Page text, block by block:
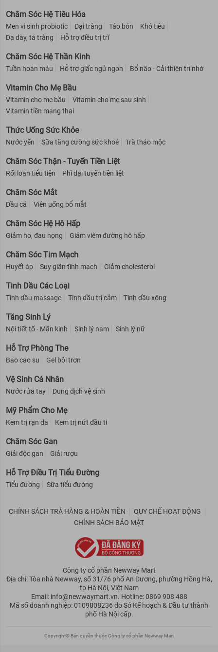
Chăm Sóc Hệ Tiêu Hóa
Men vi sinh probiotic Đại tràng Táo bón
Khó tiêu
Dạ dày, tá tràng
Hỗ trợ điều trị trĩ
Chăm Sóc Hệ Thần Kinh
Tuần hoàn máu Hỗ trợ giấc ngủ ngon Bổ não - Cải thiện trí nhớ
Vitamin Cho Mẹ Bầu
Vitamin cho mẹ bầu
Vitamin cho mẹ sau sinh
Vitamin tiền mang thai
Thức Uống Sức Khỏe
Nước yến Sữa tăng cường sức khoẻ Trà thảo mộc
Chăm Sóc Thận - Tuyến Tiền Liệt
Rối loạn tiểu tiện Phì đại tuyến tiền liệt
Chăm Sóc Mắt
Dầu cá Viên uống bổ mắt
Chăm Sóc Hệ Hô Hấp
Giảm ho, đau họng Giảm viêm đường hô hấp
Chăm Sóc Tim Mạch
Huyết áp Suy giãn tĩnh mạch Giảm cholesterol
Tinh Dầu Các Loại
Tinh dầu massage Tinh dầu trị cảm Tinh dầu xông
Tăng Sinh Lý
Nội tiết tố - Mãn kinh Sinh lý nam Sinh lý nữ
Hỗ Trợ Phòng The
Bao cao su Gel bôi trơn
Vệ Sinh Cá Nhân
Nước rửa tay Dung dịch vệ sinh
Mỹ Phẩm Cho Mẹ
Kem trị rạn da Kem trị nứt đầu ti
Chăm Sóc Gan
Giải độc gan Giải rượu
Hỗ Trợ Điều Trị Tiểu Đường
Tiểu đường Sữa tiểu đường
CHÍNH SÁCH TRẢ HÀNG & HOÀN TIỀN
QUY CHẾ HOẠT ĐỘNG
CHÍNH SÁCH BẢO MẬT
Công ty cổ phần Newway Mart
Địa chỉ: Tòa nhà Newway, số 31/76 phố An Dương, phường Hồng Hà,
tp Hà Nội, Việt Nam
Email: info@newwaymart.vn. Hotline: 0869 908 488
Mã số doanh nghiệp: 0109808236 do Sở Kế hoạch & Đầu tư thành
phố Hà Nội cấp.
Copyright© Bản quyền thuộc Công ty cổ phần Newway Mart